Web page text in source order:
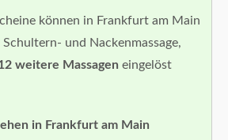
können in Frankfurt am Main
und Nackenmassage,
weitere Massagen eingelöst
in Frankfurt am Main